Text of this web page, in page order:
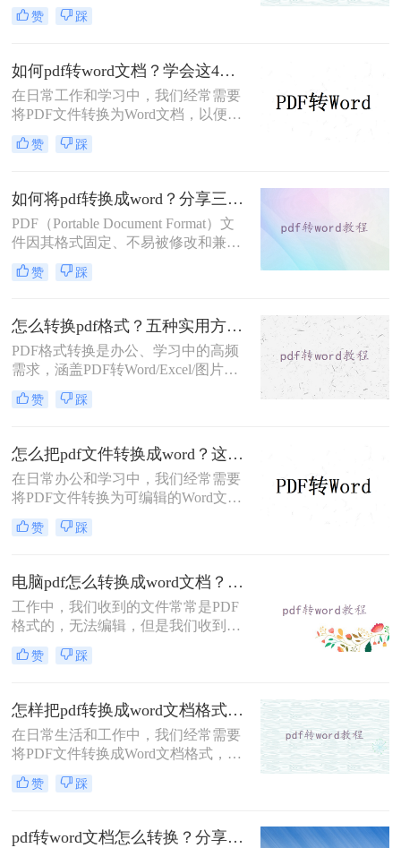
具有更强的编辑和排版功能，便于修
改和分享。那么如何将pdf转换成word
转换成Word的方法。
赞 踩
如何pdf转word文档？学会这4个转换方法就够了！
在日常工作和学习中，我们经常需要
将PDF文件转换为Word文档，以便进
行编辑和修改。然而，不同方法的转
换效果和适用场景各不相同。那么如
常用的PDF转Word方法，帮助您根据
实际需求选择最合适的方式。
赞 踩
如何将pdf转换成word？分享三种实用方法详解！
PDF（Portable Document Format）文
件因其格式固定、不易被修改和兼容
性强等特点，在文档传输和存储中得
到了广泛应用。然而，在某些情况
Word文档，以便进行编辑和修改。那
么如何将pdf转换成word呢？本文将介
绍三种将PDF转换成Word的实用方
法。
赞 踩
怎么转换pdf格式？五种实用方法全解析！
PDF格式转换是办公、学习中的高频
需求，涵盖PDF转Word/Excel/图片、
其他文件转PDF等多种场景。那么怎
么转换pdf格式呢？本文将介绍实用方
赞 踩
怎么把pdf文件转换成word？这2种方法快来试试吧！
在日常办公和学习中，我们经常需要
将PDF文件转换为可编辑的Word文
档，以便进行修改、编辑或进一步处
理。那么怎么把pdf文件转换成word
Word的高效方法，每种方法都有其独
特的优缺点和适用场景，用户可以根
据自己的需求灵活选择。
赞 踩
电脑pdf怎么转换成word文档？这2个方法可轻松解决！
工作中，我们收到的文件常常是PDF
格式的，无法编辑，但是我们收到的
文件一般除了浏览还需要编辑外，想
要编辑时，就要将电脑pdf怎么转换成
就来给大家讲讲pdf转word的方法，教
会你快速转换。
赞 踩
怎样把pdf转换成word文档格式？分享两种有效方法！
在日常生活和工作中，我们经常需要
将PDF文件转换成Word文档格式，以
便进行编辑、修改和排版。那么怎样
把pdf转换成word文档格式呢？本文将
赞 踩
pdf转word文档怎么转换？分享三个简单转换方法！